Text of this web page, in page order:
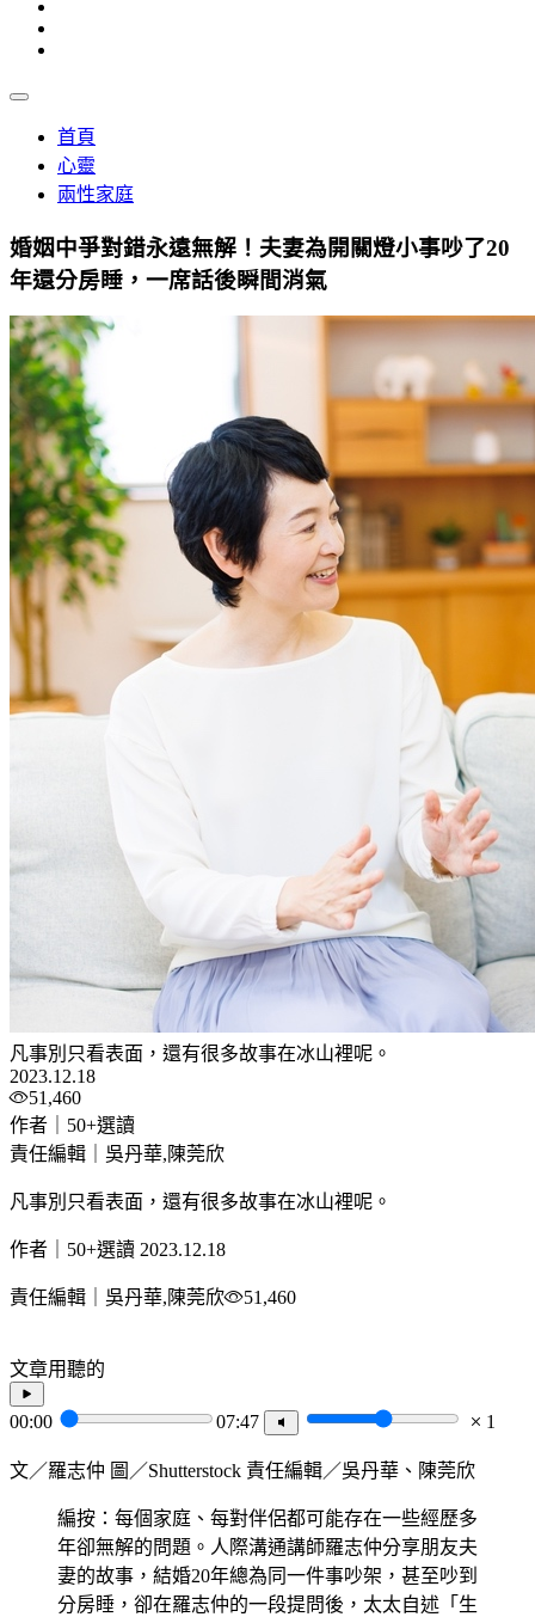
首頁
心靈
兩性家庭
婚姻中爭對錯永遠無解！夫妻為開關燈小事吵了20
年還分房睡，一席話後瞬間消氣
凡事別只看表面，還有很多故事在冰山裡呢。
2023.12.18
51,460
作者｜50+選讀
責任編輯｜吳丹華,陳莞欣
凡事別只看表面，還有很多故事在冰山裡呢。
作者｜50+選讀 2023.12.18
責任編輯｜吳丹華,陳莞欣 51,460
文章用聽的
00:00 07:47 1
文／羅志仲 圖／Shutterstock 責任編輯／吳丹華、陳莞欣
編按：每個家庭、每對伴侶都可能存在一些經歷多
年卻無解的問題。人際溝通講師羅志仲分享朋友夫
妻的故事，結婚20年總為同一件事吵架，甚至吵到
分房睡，卻在羅志仲的一段提問後，太太自述「生